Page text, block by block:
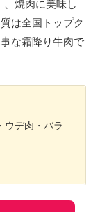
、焼肉に美味し
は全国トップク
な霜降り牛肉で
ウデ肉・バラ